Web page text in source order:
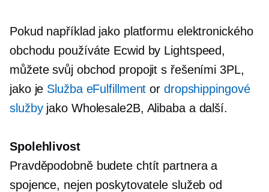
Pokud například jako platformu elektronického
obchodu používáte Ecwid by Lightspeed,
můžete svůj obchod propojit s řešeními 3PL,
jako je Služba eFulfillment or dropshippingové
službyjako Wholesale2B, Alibaba a další.
Spolehlivost
Pravděpodobně budete chtít partnera a
spojence, nejen poskytovatele služeb od